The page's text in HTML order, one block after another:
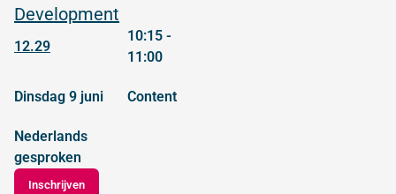
Development
12.29
10:15 -
11:00
dinsdag 9 juni content
Nederlands
gesproken
Inschrijven